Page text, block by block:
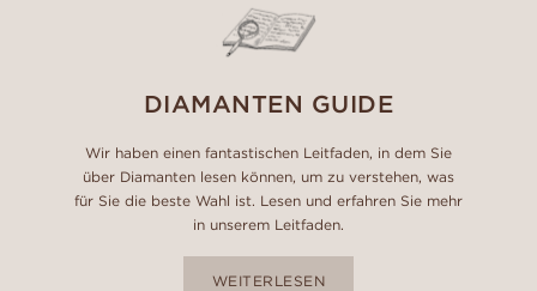
DIAMANTEN GUIDE
Wir haben einen fantastischen Leitfaden, in dem Sie
über Diamanten lesen können, um zu verstehen, was
für Sie die beste Wahl ist. Lesen und erfahren Sie mehr
in unserem Leitfaden.
WEITERLESEN